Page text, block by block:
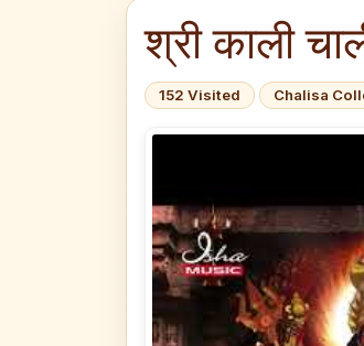
श्री काली
152 Visited Chalisa